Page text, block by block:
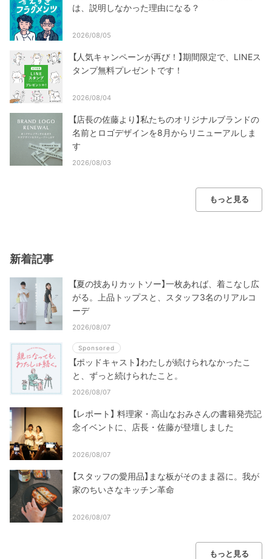
は、説明しなかった理由になる？
2026/08/05
【人気キャンペーンが再び！】期間限定で、LINEス
タンプ無料プレゼントです！
2026/08/04
【店長の佐藤より】私たちのオリジナルブランドの
名前とロゴデザインを8月からリニューアルしま
す
2026/08/03
もっと見る
新着記事
【夏の技ありカットソー】一枚あれば、着こなし広
がる。上品トップスと、スタッフ3名のリアルコ
ーデ
2026/08/07
Sponsored
【ポッドキャスト】わたしが続けられなかったこ
と、ずっと続けられたこと。
2026/08/07
【レポート】 料理家・高山なおみさんの書籍発売記
念イベントに、店長・佐藤が登壇しました
2026/08/07
【スタッフの愛用品】まな板がそのまま器に。我が
家のちいさなキッチン革命
2026/08/07
もっと見る